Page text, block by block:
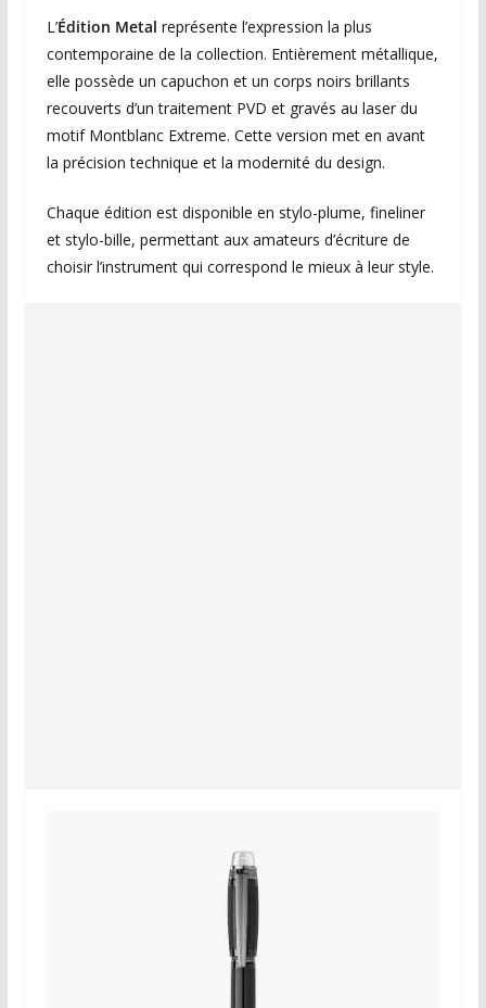
L’Édition Metal représente l’expression la plus
contemporaine de la collection. Entièrement métallique,
elle possède un capuchon et un corps noirs brillants
recouverts d’un traitement PVD et gravés au laser du
motif Montblanc Extreme. Cette version met en avant
la précision technique et la modernité du design.
Chaque édition est disponible en stylo-plume, fineliner
et stylo-bille, permettant aux amateurs d’écriture de
choisir l’instrument qui correspond le mieux à leur style.